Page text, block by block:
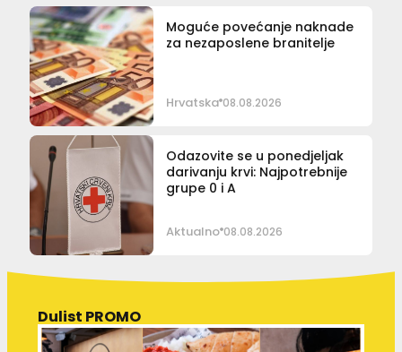
Moguće povećanje naknade
za nezaposlene branitelje
Hrvatska 08.08.2026
Odazovite se u ponedjeljak
darivanju krvi: Najpotrebnije
grupe 0 i A
Aktualno 08.08.2026
Dulist PROMO